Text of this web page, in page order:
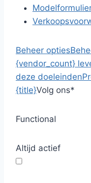
Beheer opties
{vendor_count}
deze doeleinden
{title}Volg ons*
Functional
Altijd actief